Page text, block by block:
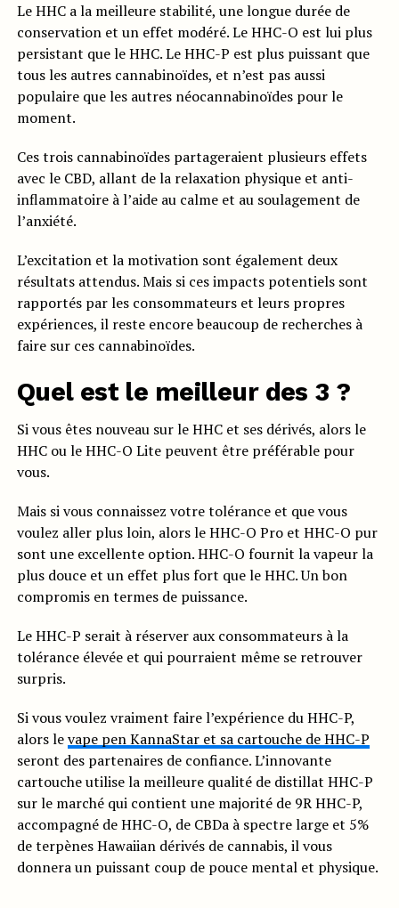
Le HHC a la meilleure stabilité, une longue durée de
conservation et un effet modéré. Le HHC-O est lui plus
persistant que le HHC. Le HHC-P est plus puissant que
tous les autres cannabinoïdes, et n’est pas aussi
populaire que les autres néocannabinoïdes pour le
moment.
Ces trois cannabinoïdes partageraient plusieurs effets
avec le CBD, allant de la relaxation physique et anti-
inflammatoire à l’aide au calme et au soulagement de
l’anxiété.
L’excitation et la motivation sont également deux
résultats attendus. Mais si ces impacts potentiels sont
rapportés par les consommateurs et leurs propres
expériences, il reste encore beaucoup de recherches à
faire sur ces cannabinoïdes.
Quel est le meilleur des 3 ?
Si vous êtes nouveau sur le HHC et ses dérivés, alors le
HHC ou le HHC-O Lite peuvent être préférable pour
vous.
Mais si vous connaissez votre tolérance et que vous
voulez aller plus loin, alors le HHC-O Pro et HHC-O pur
sont une excellente option. HHC-O fournit la vapeur la
plus douce et un effet plus fort que le HHC. Un bon
compromis en termes de puissance.
Le HHC-P serait à réserver aux consommateurs à la
tolérance élevée et qui pourraient même se retrouver
surpris.
Si vous voulez vraiment faire l’expérience du HHC-P,
alors levape pen KannaStar et sa cartouche de HHC-P
seront des partenaires de confiance. L’innovante
cartouche utilise la meilleure qualité de distillat HHC-P
sur le marché qui contient une majorité de 9R HHC-P,
accompagné de HHC-O, de CBDa à spectre large et 5%
de terpènes Hawaiian dérivés de cannabis, il vous
donnera un puissant coup de pouce mental et physique.